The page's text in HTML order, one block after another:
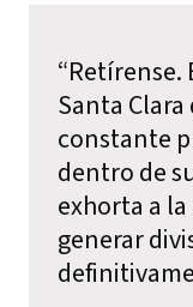
“Retírense.
Santa
constante
dentro de
exhorta a
generar